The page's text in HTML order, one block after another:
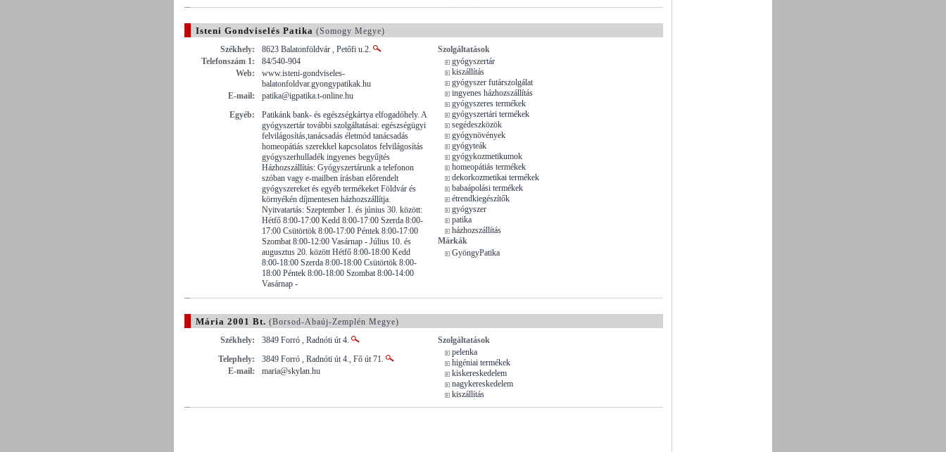
Isteni Gondviselés Patika (Somogy Megye)
Székhely:
8623 Balatonföldvár , Petőfi u.2.
Telefonszám 1:
84/540-904
Web:
www.isteni-gondviseles-
balatonfoldvar.gyongypatikak.hu
E-mail:
patika@igpatika.t-online.hu
Egyéb:
Patikánk bank- és egészségkártya elfogadóhely. A
gyógyszertár további szolgáltatásai: egészségügyi
felvilágosítás,tanácsadás életmód tanácsadás
homeopátiás szerekkel kapcsolatos felvilágosítás
gyógyszerhulladék ingyenes begyűjtés
Házhozszállítás: Gyógyszertárunk a telefonon
szóban vagy e-mailben írásban előrendelt
gyógyszereket és egyéb termékeket Földvár és
környékén díjmentesen házhozszállítja.
Nyitvatartás: Szeptember 1. és június 30. között:
Hétfő 8:00-17:00 Kedd 8:00-17:00 Szerda 8:00-
17:00 Csütörtök 8:00-17:00 Péntek 8:00-17:00
Szombat 8:00-12:00 Vasárnap - Július 10. és
augusztus 20. között Hétfő 8:00-18:00 Kedd
8:00-18:00 Szerda 8:00-18:00 Csütörtök 8:00-
18:00 Péntek 8:00-18:00 Szombat 8:00-14:00
Vasárnap -
Szolgáltatások
gyógyszertár
kiszállítás
gyógyszer futárszolgálat
ingyenes házhozszállítás
gyógyszeres termékek
gyógyszertári termékek
segédeszközök
gyógynövények
gyógyteák
gyógykozmetikumok
homeopátiás termékek
dekorkozmetikai termékek
babaápolási termékek
étrendkiegészítők
gyógyszer
patika
házhozszállítás
Márkák
GyöngyPatika
Mária 2001 Bt. (Borsod-Abaúj-Zemplén Megye)
Székhely:
3849 Forró , Radnóti út 4.
Telephely:
3849 Forró , Radnóti út 4., Fő út 71.
E-mail:
maria@skylan.hu
Szolgáltatások
pelenka
higéniai termékek
kiskereskedelem
nagykereskedelem
kiszállítás